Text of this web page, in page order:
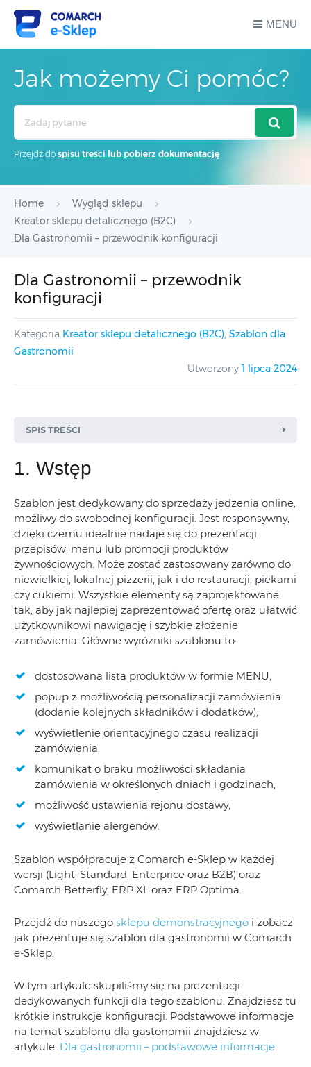
MENU
Jak możemy Ci pomóc?
Przejdź do spisu treści lub pobierz dokumentację
Home
Wygląd sklepu
Kreator sklepu detalicznego (B2C)
Dla Gastronomii – przewodnik konfiguracji
Dla Gastronomii – przewodnik
konfiguracji
Kategoria Kreator sklepu detalicznego (B2C), Szablon dla
Gastronomii
Utworzony 1 lipca 2024
SPIS TREŚCI
1. Wstęp
Szablon jest dedykowany do sprzedaży jedzenia online,
możliwy do swobodnej konfiguracji. Jest responsywny,
dzięki czemu idealnie nadaje się do prezentacji
przepisów, menu lub promocji produktów
żywnościowych. Może zostać zastosowany zarówno do
niewielkiej, lokalnej pizzerii, jak i do restauracji, piekarni
czy cukierni. Wszystkie elementy są zaprojektowane
tak, aby jak najlepiej zaprezentować ofertę oraz ułatwić
użytkownikowi nawigację i szybkie złożenie
zamówienia. Główne wyróżniki szablonu to:
dostosowana lista produktów w formie MENU,
popup z możliwością personalizacji zamówienia
(dodanie kolejnych składników i dodatków),
wyświetlenie orientacyjnego czasu realizacji
zamówienia,
komunikat o braku możliwości składania
zamówienia w określonych dniach i godzinach,
możliwość ustawienia rejonu dostawy,
wyświetlanie alergenów.
Szablon współpracuje z Comarch e-Sklep w każdej
wersji (Light, Standard, Enterprice oraz B2B) oraz
Comarch Betterfly, ERP XL oraz ERP Optima.
Przejdź do naszego sklepu demonstracyjnego i zobacz,
jak prezentuje się szablon dla gastronomii w Comarch
e-Sklep.
W tym artykule skupiliśmy się na prezentacji
dedykowanych funkcji dla tego szablonu. Znajdziesz tu
krótkie instrukcje konfiguracji. Podstawowe informacje
na temat szablonu dla gastonomii znajdziesz w
artykule: Dla gastronomii – podstawowe informacje.